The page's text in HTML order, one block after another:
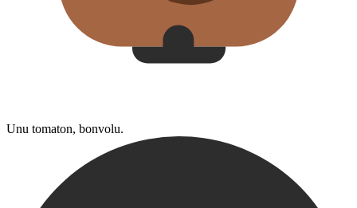
Unu tomaton, bonvolu.